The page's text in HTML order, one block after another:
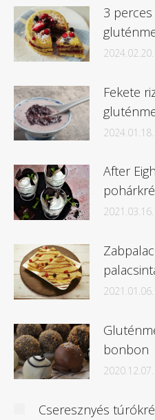
3
2024.02.20.
Fekete
2024.01.18.
After
2021.03.16.
2021.01.06.
bonbon
2020.12.07.
Cseresznyés